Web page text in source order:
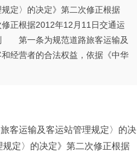
定〉的决定》第二次修正根据
正根据2012年12月11日交通运
第一条为规范道路旅客运输及
经营者的合法权益，依据《中华
客运输及客运站管理规定〉的决
定〉的决定》第二次修正根据